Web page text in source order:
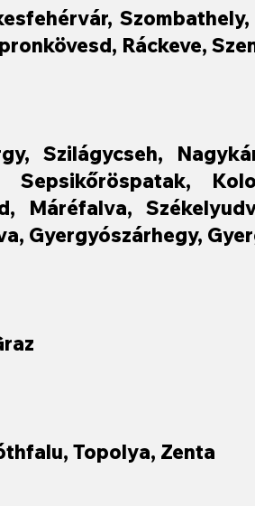
Ráckeve,
Szilágycseh,
Sepsikőröspatak,
Máréfalva,
Gyergyószárhegy,
Topolya, Zenta